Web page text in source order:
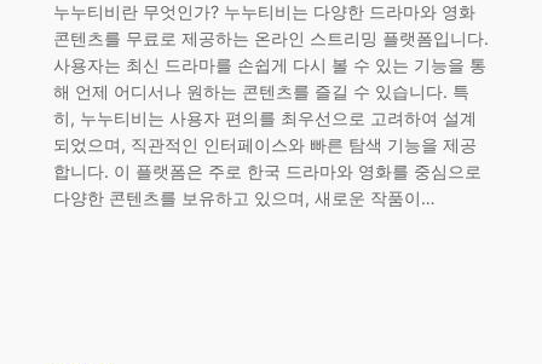
누누티비란 무엇인가? 누누티비는 다양한 드라마와 영화
콘텐츠를 무료로 제공하는 온라인 스트리밍 플랫폼입니다.
사용자는 최신 드라마를 손쉽게 다시 볼 수 있는 기능을 통
해 언제 어디서나 원하는 콘텐츠를 즐길 수 있습니다. 특
히, 누누티비는 사용자 편의를 최우선으로 고려하여 설계
되었으며, 직관적인 인터페이스와 빠른 탐색 기능을 제공
합니다. 이 플랫폼은 주로 한국 드라마와 영화를 중심으로
다양한 콘텐츠를 보유하고 있으며, 새로운 작품이…